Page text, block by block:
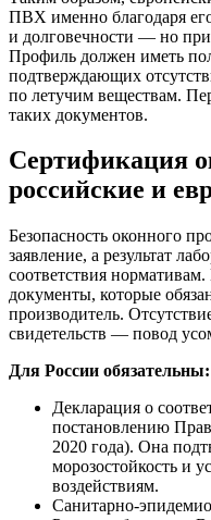
ПВХ именно благодаря
и долговечности — но
Профиль должен иметь
подтверждающих
по летучим веществам.
таких документов.
Сертификация
российские и
Безопасность оконного
заявление, а результат
соответствия
документы, которые
производитель.
свидетельств — повод
Для России обязательны:
Декларация о
постановлению
2020 года). Она
морозостойкость и
воздействиям.
Санитарно-